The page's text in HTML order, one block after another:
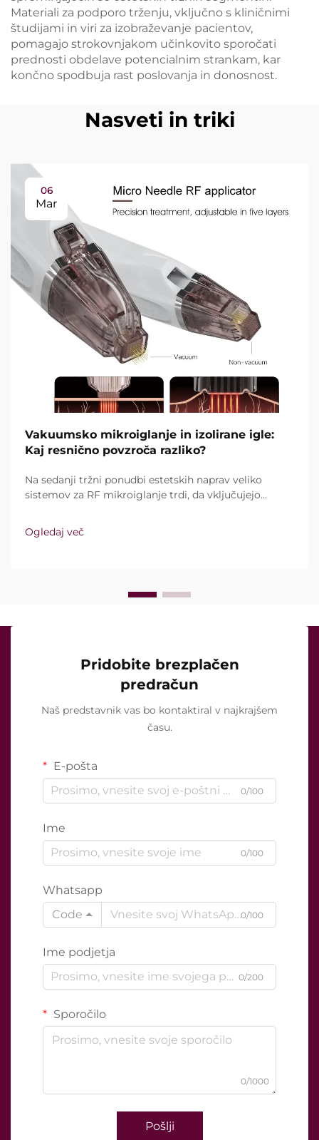
Materiali za podporo trženju, vključno s kliničnimi
študijami in viri za izobraževanje pacientov,
pomagajo strokovnjakom učinkovito sporočati
prednosti obdelave potencialnim strankam, kar
končno spodbuja rast poslovanja in donosnost.
Nasveti in triki
06
Mar
Vakuumsko mikroiglanje in izolirane igle:
Kaj resnično povzroča razliko?
Na sedanji tržni ponudbi estetskih naprav veliko
sistemov za RF mikroiglanje trdi, da vključujejo
vprašanje pa ni le, ali te funkcije sploh obstajajo,
temveč kako natančno delujejo med kliničnim
Ogledaj več
Pridobite brezplačen
predračun
Naš predstavnik vas bo kontaktiral v najkrajšem
času.
E-pošta
0/100
Ime
0/100
Whatsapp
Code
0/100
Ime podjetja
0/200
Sporočilo
0/1000
Pošlji